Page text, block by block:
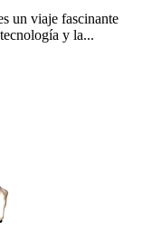
un viaje fascinante
y la...